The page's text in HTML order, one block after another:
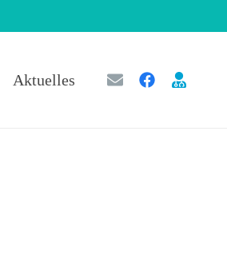
Aktuelles